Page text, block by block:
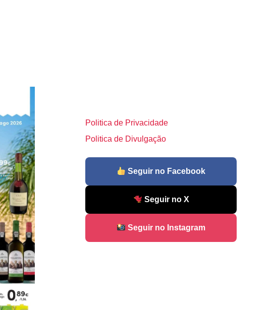
Politica de Privacidade
Politica de Divulgação
Seguir no Facebook
Seguir no X
Seguir no Instagram